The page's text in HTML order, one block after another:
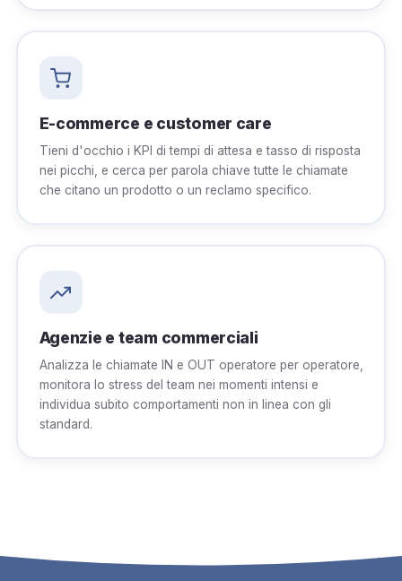
E-commerce e customer care
Tieni d'occhio i KPI di tempi di attesa e tasso di risposta
nei picchi, e cerca per parola chiave tutte le chiamate
che citano un prodotto o un reclamo specifico.
Agenzie e team commerciali
Analizza le chiamate IN e OUT operatore per operatore,
monitora lo stress del team nei momenti intensi e
individua subito comportamenti non in linea con gli
standard.